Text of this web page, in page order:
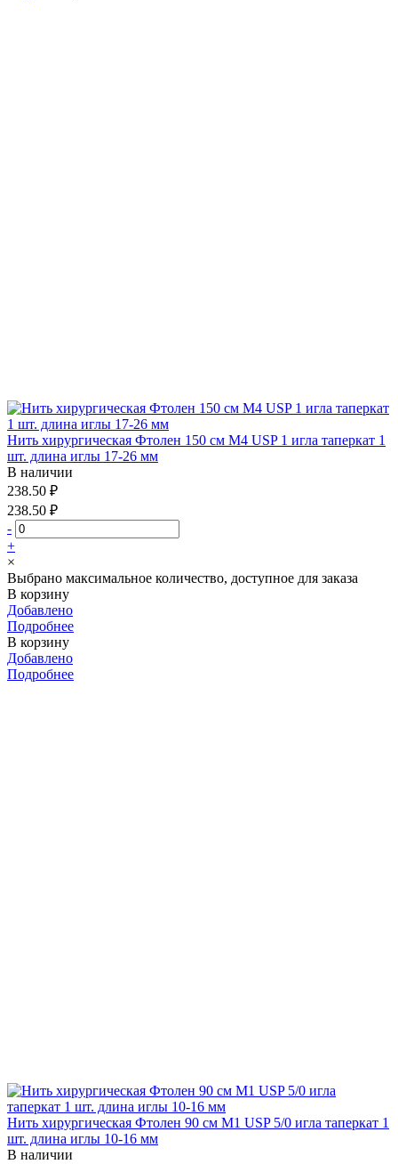
Нить хирургическая Фтолен 150 см М4 USP 1 игла таперкат 1
шт. длина иглы 17-26 мм
В наличии
238.50 ₽
238.50 ₽
-
+
×
Выбрано максимальное количество, доступное для заказа
В корзину
Добавлено
Подробнее
В корзину
Добавлено
Подробнее
Нить хирургическая Фтолен 90 см М1 USP 5/0 игла таперкат 1
шт. длина иглы 10-16 мм
В наличии